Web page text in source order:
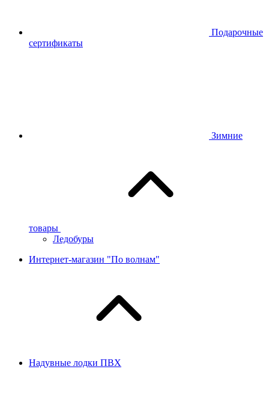
Подарочные
сертификаты
Зимние
товары
Ледобуры
Интернет-магазин "По волнам"
Надувные лодки ПВХ